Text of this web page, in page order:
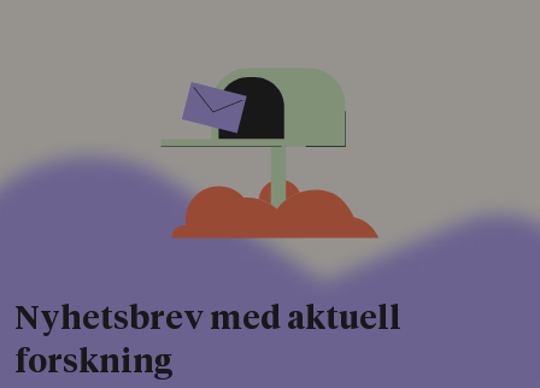
Nyhetsbrev med aktuell
forskning